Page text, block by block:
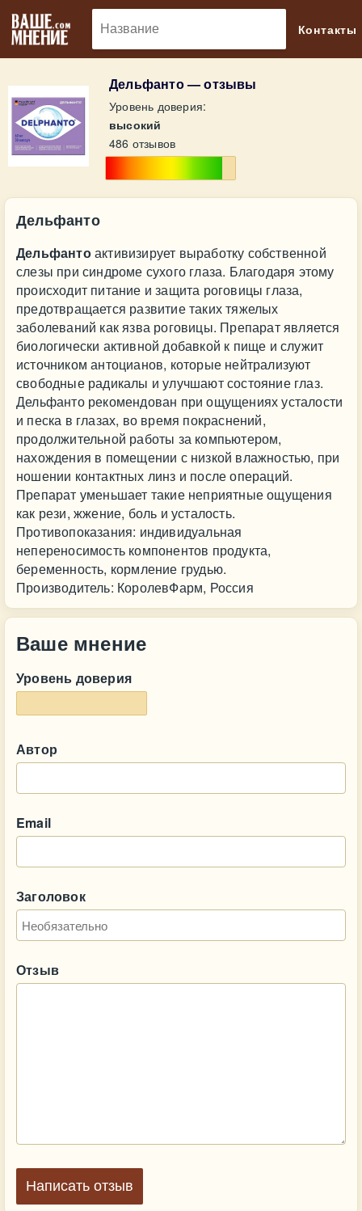
Контакты
Дельфанто — отзывы
Уровень доверия:
высокий
486 отзывов
Дельфанто
Дельфантоактивизирует выработку собственной
слезы при синдроме сухого глаза. Благодаря этому
происходит питание и защита роговицы глаза,
предотвращается развитие таких тяжелых
заболеваний как язва роговицы. Препарат является
биологически активной добавкой к пище и служит
источником антоцианов, которые нейтрализуют
свободные радикалы и улучшают состояние глаз.
Дельфанто рекомендован при ощущениях усталости
и песка в глазах, во время покраснений,
продолжительной работы за компьютером,
нахождения в помещении с низкой влажностью, при
ношении контактных линз и после операций.
Препарат уменьшает такие неприятные ощущения
как рези, жжение, боль и усталость.
Противопоказания: индивидуальная
непереносимость компонентов продукта,
беременность, кормление грудью.
Производитель: КоролевФарм, Россия
Ваше мнение
Уровень доверия
Автор
Email
Заголовок
Отзыв
Написать отзыв